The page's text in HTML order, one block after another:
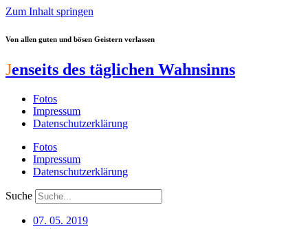
Zum Inhalt springen
Von allen guten und bösen Geistern verlassen
Jenseits des täglichen Wahnsinns
Fotos
Impressum
Datenschutzerklärung
Fotos
Impressum
Datenschutzerklärung
Suche
07. 05. 2019